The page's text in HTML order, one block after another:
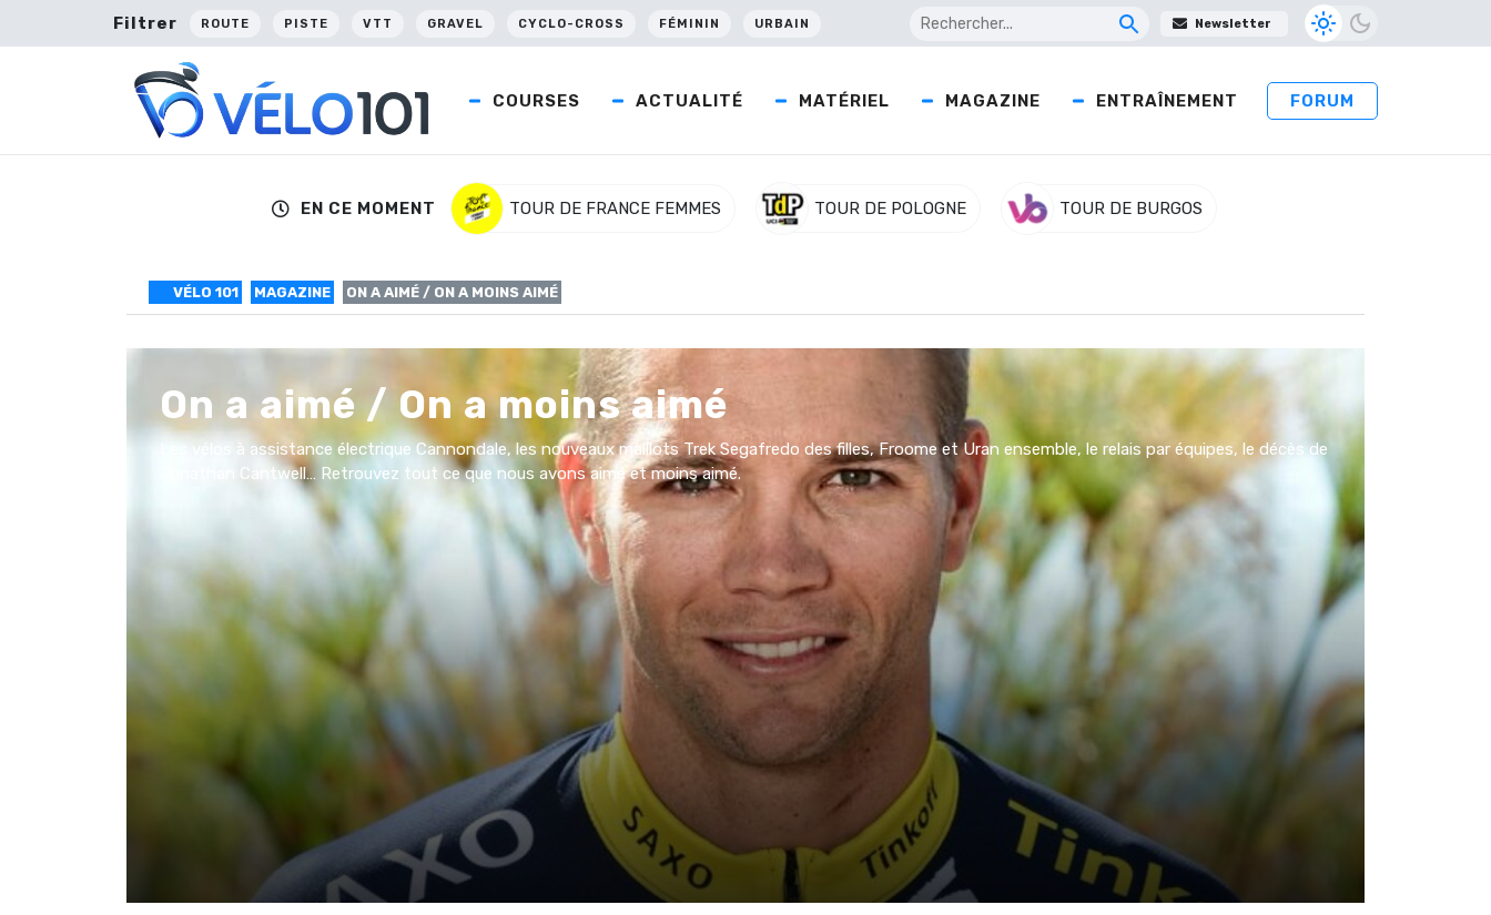
Filtrer ROUTE PISTE VTT GRAVEL CYCLO-CROSS FÉMININ URBAIN Newsletter
COURSES ACTUALITÉ MATÉRIEL MAGAZINE ENTRAÎNEMENT FORUM
EN CE MOMENT TOUR DE FRANCE FEMMES TOUR DE POLOGNE TOUR DE BURGOS
VÉLO 101 MAGAZINE ON A AIMÉ / ON A MOINS AIMÉ
On a aimé / On a moins aimé
Les vélos à assistance électrique Cannondale, les nouveaux maillots Trek Segafredo des filles, Froome et Uran ensemble, le relais par équipes, le décès de
Jonathan Cantwell… Retrouvez tout ce que nous avons aimé et moins aimé.